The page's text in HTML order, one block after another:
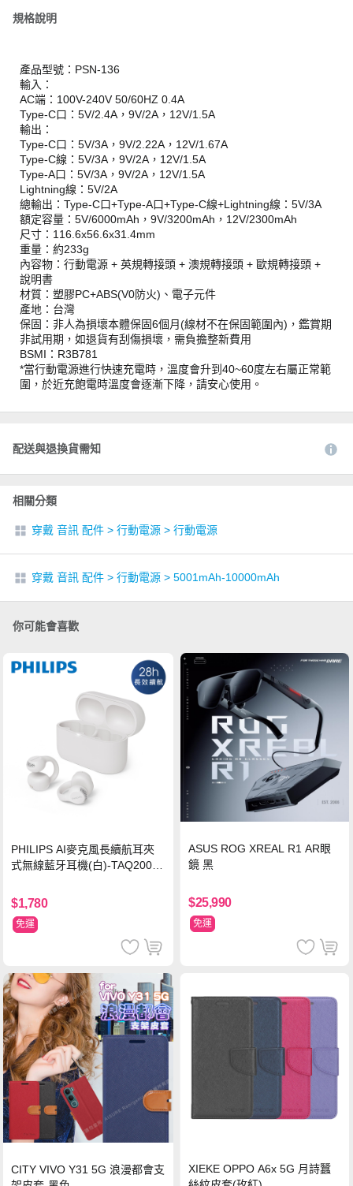
規格說明
產品型號：PSN-136
輸入：
AC端：100V-240V 50/60HZ 0.4A
Type-C口：5V/2.4A，9V/2A，12V/1.5A
輸出：
Type-C口：5V/3A，9V/2.22A，12V/1.67A
Type-C線：5V/3A，9V/2A，12V/1.5A
Type-A口：5V/3A，9V/2A，12V/1.5A
Lightning線：5V/2A
總輸出：Type-C口+Type-A口+Type-C線+Lightning線：5V/3A
額定容量：5V/6000mAh，9V/3200mAh，12V/2300mAh
尺寸：116.6x56.6x31.4mm
重量：約233g
內容物：行動電源 + 英規轉接頭 + 澳規轉接頭 + 歐規轉接頭 +
說明書
材質：塑膠PC+ABS(V0防火)、電子元件
產地：台灣
保固：非人為損壞本體保固6個月(線材不在保固範圍內)，鑑賞期
非試用期，如退貨有刮傷損壞，需負擔整新費用
BSMI：R3B781
*當行動電源進行快速充電時，溫度會升到40~60度左右屬正常範
圍，於近充飽電時溫度會逐漸下降，請安心使用。
配送與退換貨需知
相關分類
穿戴 音訊 配件 > 行動電源 > 行動電源
穿戴 音訊 配件 > 行動電源 > 5001mAh-10000mAh
你可能會喜歡
PHILIPS AI麥克風長續航耳夾
式無線藍牙耳機(白)-TAQ2000
$1,780
免運
ASUS ROG XREAL R1 AR眼
鏡 黑
$25,990
免運
CITY VIVO Y31 5G 浪漫都會支
XIEKE OPPO A6x 5G 月詩蠶